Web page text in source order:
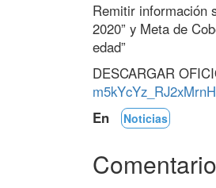
Remitir información
2020” y Meta de
edad”
DESCARGAR
En
Noticias